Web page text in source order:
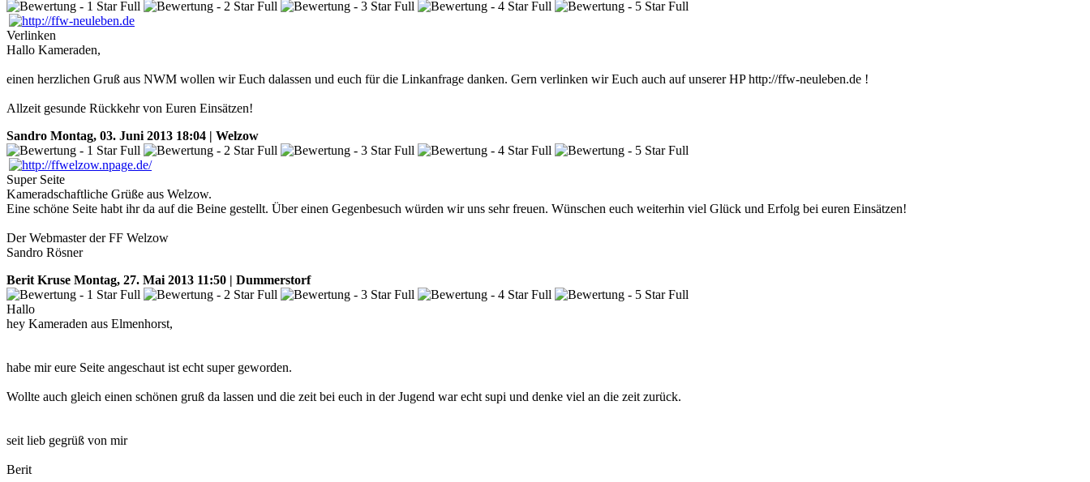
Verlinken
Hallo Kameraden,
einen herzlichen Gruß aus NWM wollen wir Euch dalassen und euch für die Linkanfrage danken. Gern verlinken wir Euch auch auf unserer HP http://ffw-neuleben.de !
Allzeit gesunde Rückkehr von Euren Einsätzen!
Sandro Montag, 03. Juni 2013 18:04 | Welzow
Super Seite
Kameradschaftliche Grüße aus Welzow.
Eine schöne Seite habt ihr da auf die Beine gestellt. Über einen Gegenbesuch würden wir uns sehr freuen. Wünschen euch weiterhin viel Glück und Erfolg bei euren Einsätzen!
Der Webmaster der FF Welzow
Sandro Rösner
Berit Kruse Montag, 27. Mai 2013 11:50 | Dummerstorf
Hallo
hey Kameraden aus Elmenhorst,
habe mir eure Seite angeschaut ist echt super geworden.
Wollte auch gleich einen schönen gruß da lassen und die zeit bei euch in der Jugend war echt supi und denke viel an die zeit zurück.
seit lieb gegrüß von mir
Berit